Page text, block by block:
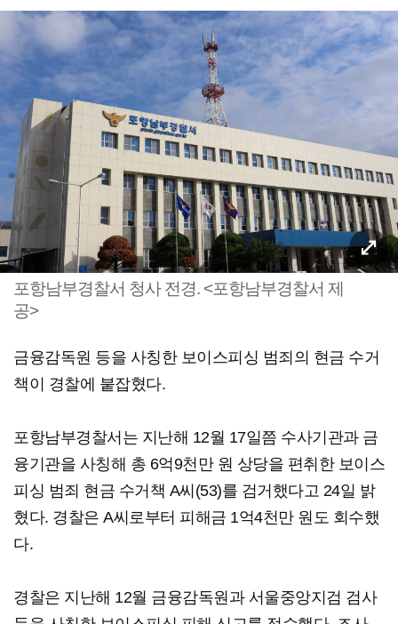
포항남부경찰서 청사 전경. <포항남부경찰서 제
공>
금융감독원 등을 사칭한 보이스피싱 범죄의 현금 수거
책이 경찰에 붙잡혔다.
포항남부경찰서는 지난해 12월 17일쯤 수사기관과 금
융기관을 사칭해 총 6억9천만 원 상당을 편취한 보이스
피싱 범죄 현금 수거책 A씨(53)를 검거했다고 24일 밝
혔다. 경찰은 A씨로부터 피해금 1억4천만 원도 회수했
다.
경찰은 지난해 12월 금융감독원과 서울중앙지검 검사